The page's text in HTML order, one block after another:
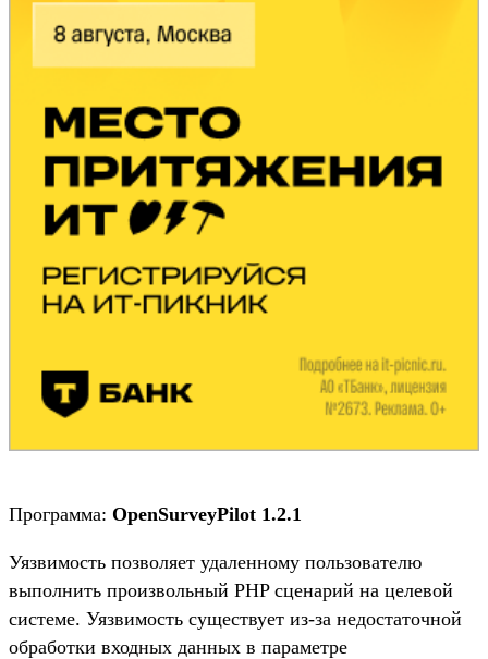
Программа: OpenSurveyPilot 1.2.1
Уязвимость позволяет удаленному пользователю
выполнить произвольный PHP сценарий на целевой
системе. Уязвимость существует из-за недостаточной
обработки входных данных в параметре